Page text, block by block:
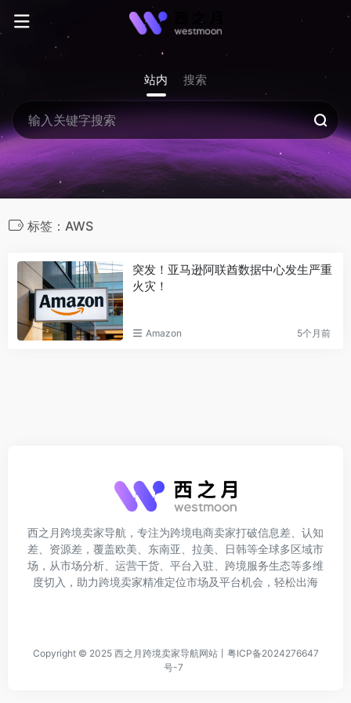
站内 搜索
标签：AWS
突发！亚马逊阿联酋数据中心发生严重
火灾！
Amazon 5个月前
西之月跨境卖家导航，专注为跨境电商卖家打破信息差、认知
差、资源差，覆盖欧美、东南亚、拉美、日韩等全球多区域市
场，从市场分析、运营干货、平台入驻、跨境服务生态等多维
度切入，助力跨境卖家精准定位市场及平台机会，轻松出海
Copyright © 2025 西之月跨境卖家导航网站丨 粤ICP备2024276647
号-7